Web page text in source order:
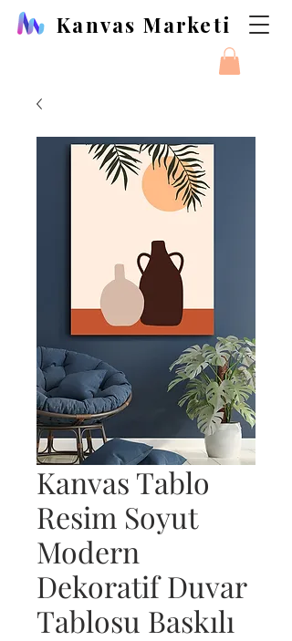
Kanvas Marketi
Kanvas Tablo
Resim Soyut
Modern
Dekoratif Duvar
Tablosu Baskılı